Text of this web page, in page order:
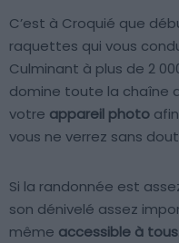
C’est à Croquié que
raquettes qui vous
Culminant à plus de 2
domine toute la chaîne
votre appareil photo
vous ne verrez sans
Si la randonnée est
son dénivelé assez
même accessible à tous